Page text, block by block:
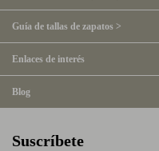
Guía de tallas de zapatos >
Enlaces de interés
Blog
Suscríbete